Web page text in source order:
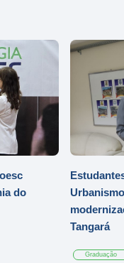
do
Tangará
Graduação